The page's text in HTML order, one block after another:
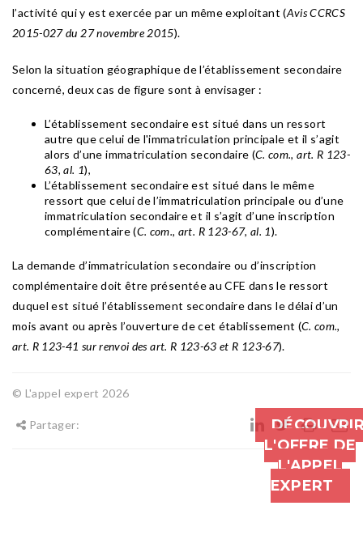
l’activité qui y est exercée par un même exploitant (Avis CCRCS
2015-027 du 27 novembre 2015).
Selon la situation géographique de l’établissement secondaire
concerné, deux cas de figure sont à envisager :
L’établissement secondaire est situé dans un ressort
autre que celui de l'immatriculation principale et il s’agit
alors d’une immatriculation secondaire (C. com., art. R 123-
63, al. 1),
L’établissement secondaire est situé dans le même
ressort que celui de l’immatriculation principale ou d’une
immatriculation secondaire et il s’agit d’une inscription
complémentaire (C. com., art. R 123-67, al. 1).
La demande d’immatriculation secondaire ou d’inscription
complémentaire doit être présentée au CFE dans le ressort
duquel est situé l’établissement secondaire dans le délai d’un
mois avant ou après l’ouverture de cet établissement (C. com.,
art. R 123-41 sur renvoi des art. R 123-63 et R 123-67).
© L'appel expert 2026
Partager:
L'OFFRE DE
L'APPEL
EXPERT